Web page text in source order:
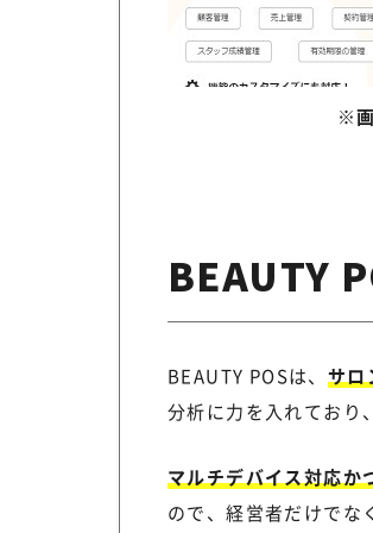
※
BEAUTY
BEAUTY POSは、 サロ
分析に力を入れており
マルチデバイス対応か
ので、経営者だけでな